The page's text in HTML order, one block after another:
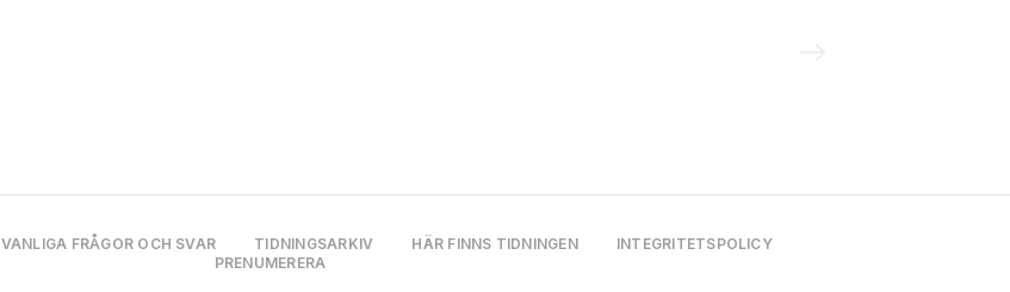
VANLIGA FRÅGOR OCH SVAR TIDNINGSARKIV HÄR FINNS TIDNINGEN
INTEGRITETSPOLICY
PRENUMERERA